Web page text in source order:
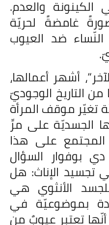
الكينونة والعدم.
غامضةً لحريّة
النّساء ضد العيوب
أشهر أعمالها،
التاريخ الوجوديّ
تغيّر موقف المرأة
الجسديّة على مرِّ
المجتمع على هذا
بوفوار السؤال
تجسيد الإناث: هل
الأنثوي هي
بموضوعيّة في
تعتبر عيوبٌ من